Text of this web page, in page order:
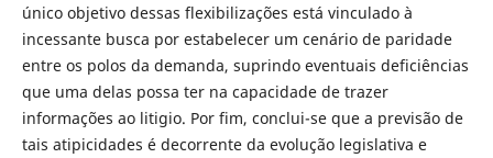
único objetivo dessas flexibilizações está vinculado à
incessante busca por estabelecer um cenário de paridade
entre os polos da demanda, suprindo eventuais deficiências
que uma delas possa ter na capacidade de trazer
informações ao litigio. Por fim, conclui-se que a previsão de
tais atipicidades é decorrente da evolução legislativa e